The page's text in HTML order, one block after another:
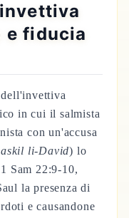
e fiducia
dell'invettiva
in cui il salmista
con un'accusa
li-David) lo
Sam 22:9-10,
la presenza di
e causandone